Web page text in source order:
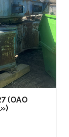
(ОАО